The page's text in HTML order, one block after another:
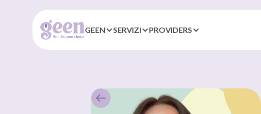
GEEN SERVIZI PROVIDERS